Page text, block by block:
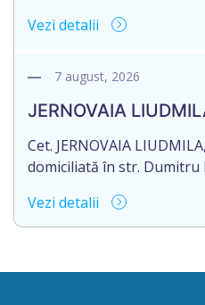
pierderea originalului
notarial cet.Petraru Victor,
cunoștință pierderea
Certificatelor de
[…]
Vezi detalii
7 august, 2026
JERNOVAIA
Cet. JERNOVAIA
domiciliată în str. Dumitru
cunoștință pierderea
Certificatului de
Valentina Dumanschi, cu
Vezi detalii